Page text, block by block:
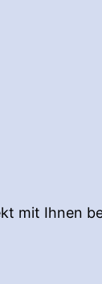
mit Ihnen